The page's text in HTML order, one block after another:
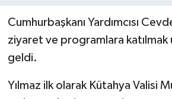
Cumhurbaşkanı Yardımcısı
ziyaret ve programlara katılmak
geldi.
Yılmaz ilk olarak Kütahya Valisi
Gündem
Hisarcık
İlçeler